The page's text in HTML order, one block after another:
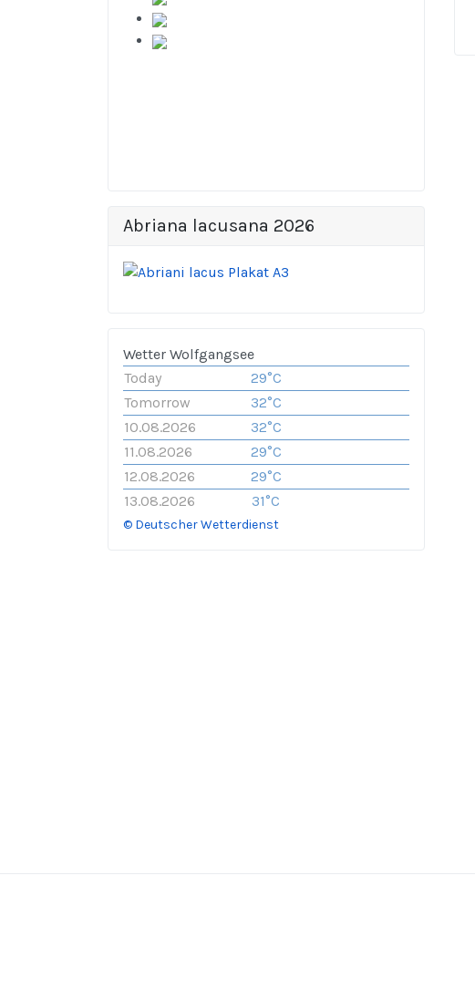
Abriana lacusana 2026
Wetter Wolfgangsee
Today
29°C
Tomorrow
32°C
10.08.2026
32°C
11.08.2026
29°C
12.08.2026
29°C
13.08.2026
31°C
© Deutscher Wetterdienst